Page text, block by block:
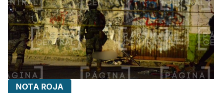
NOTA ROJA